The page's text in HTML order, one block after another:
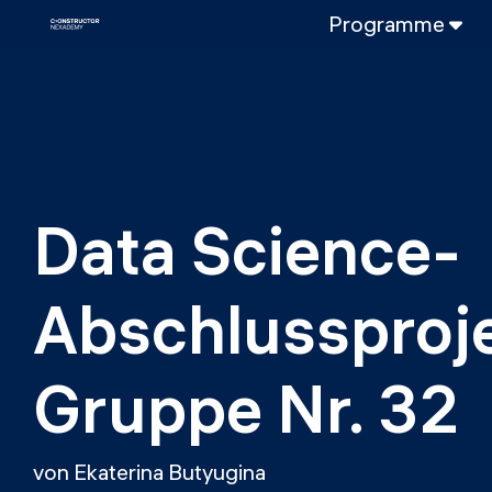
Programme
DevOps
LLMOps
Data Science-
Gruppe Nr. 32
von Ekaterina Butyugina